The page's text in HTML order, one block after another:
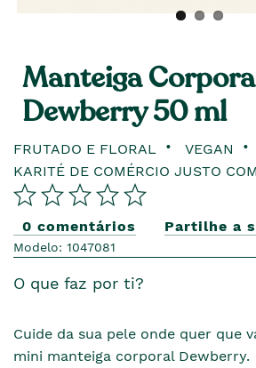
Manteiga
Dewberry 50 ml
FRUTADO E FLORAL VEGAN
KARITÉ DE COMÉRCIO JUSTO
0 comentários Partilhe a
Modelo: 1047081
O que faz por ti?
Cuide da sua pele onde quer que
mini manteiga corporal Dewberry.